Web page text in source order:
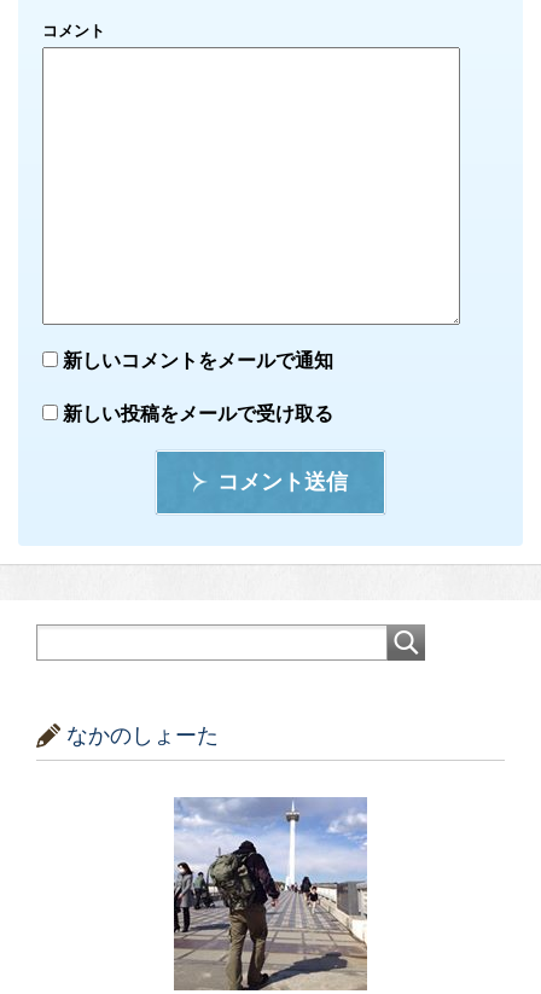
コメント
新しいコメントをメールで通知
新しい投稿をメールで受け取る
コメント送信
なかのしょーた